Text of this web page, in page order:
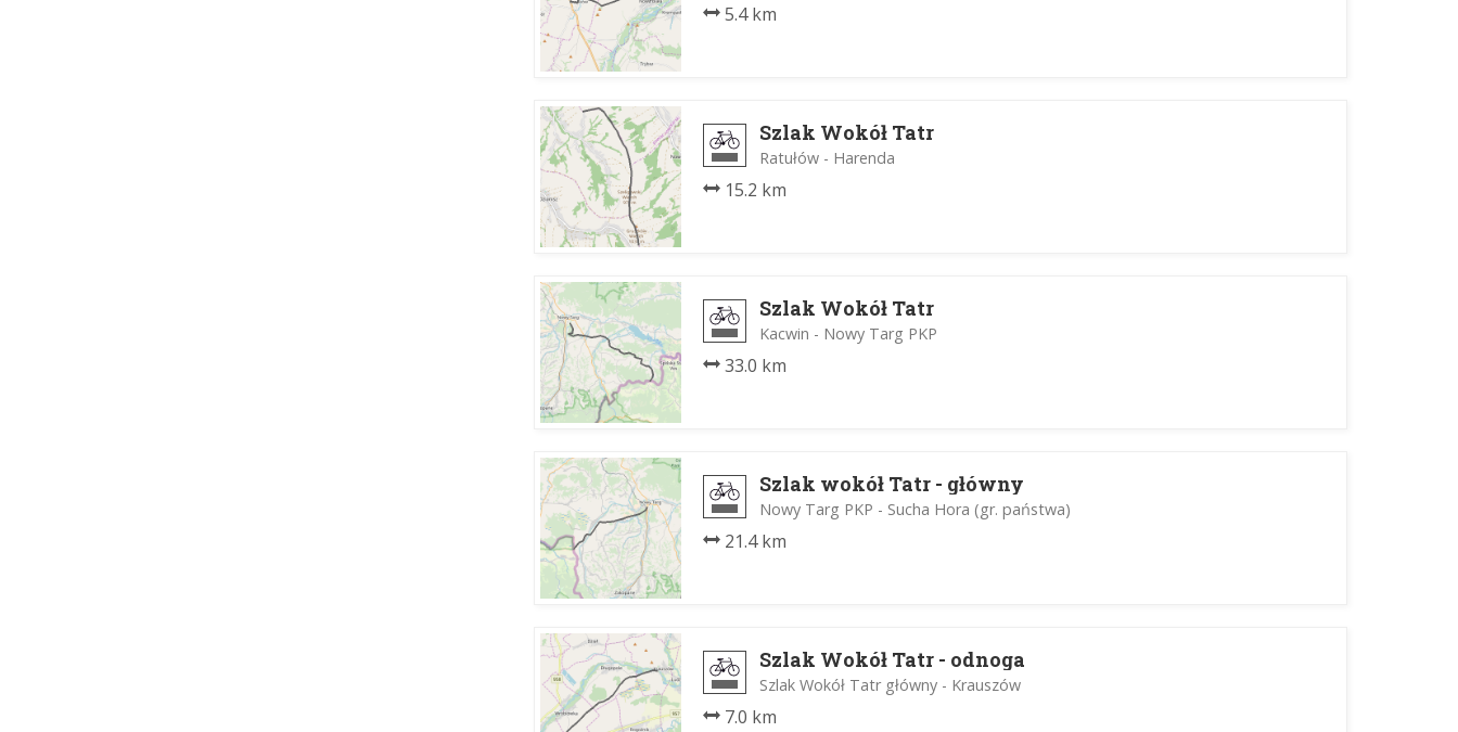
5.4 km
Szlak Wokół Tatr
Ratułów - Harenda
15.2 km
Szlak Wokół Tatr
Kacwin - Nowy Targ PKP
33.0 km
Szlak wokół Tatr - główny
Nowy Targ PKP - Sucha Hora (gr. państwa)
21.4 km
Szlak Wokół Tatr - odnoga
Szlak Wokół Tatr główny - Krauszów
7.0 km